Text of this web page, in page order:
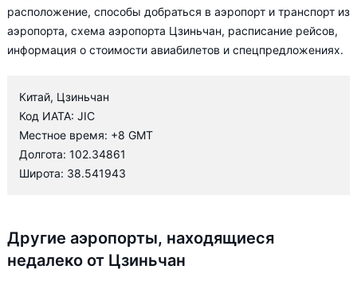
расположение, способы добраться в аэропорт и транспорт из
аэропорта, схема аэропорта Цзиньчан, расписание рейсов,
информация о стоимости авиабилетов и спецпредложениях.
Китай, Цзиньчан
Код ИАТА: JIC
Местное время: +8 GMT
Долгота: 102.34861
Широта: 38.541943
Другие аэропорты, находящиеся
недалеко от Цзиньчан